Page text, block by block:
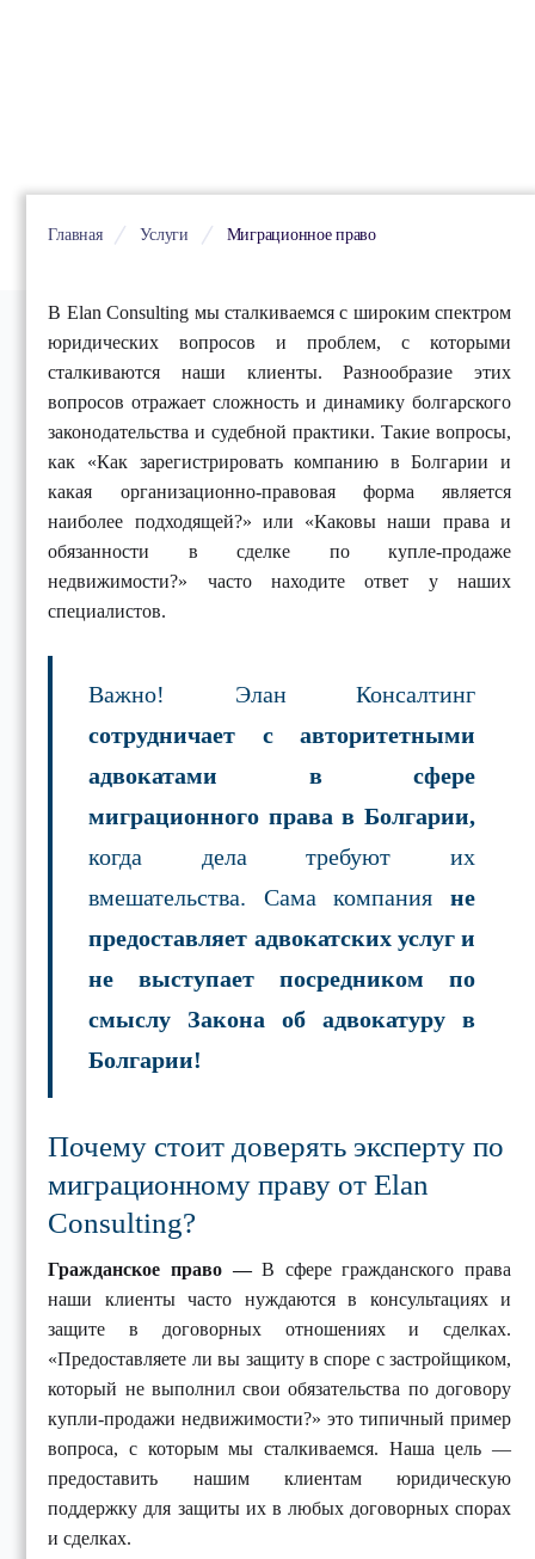
Главная Услуги Миграционное право
В Elan Consulting мы сталкиваемся с широким спектром
юридических вопросов и проблем, с которыми
сталкиваются наши клиенты. Разнообразие этих
вопросов отражает сложность и динамику болгарского
законодательства и судебной практики. Такие вопросы,
как «Как зарегистрировать компанию в Болгарии и
какая организационно-правовая форма является
наиболее подходящей?» или «Каковы наши права и
обязанности в сделке по купле-продаже
недвижимости?» часто находите ответ у наших
специалистов.
Важно! Элан Консалтинг
сотрудничает с авторитетными
адвокатами в сфере
миграционного права в Болгарии,
когда дела требуют их
вмешательства. Сама компания не
предоставляет адвокатских услуг и
не выступает посредником по
смыслу Закона об адвокатуру в
Болгарии!
Почему стоит доверять эксперту по
миграционному праву от Elan
Consulting?
Гражданское право —В сфере гражданского права
наши клиенты часто нуждаются в консультациях и
защите в договорных отношениях и сделках.
«Предоставляете ли вы защиту в споре с застройщиком,
который не выполнил свои обязательства по договору
купли-продажи недвижимости?» это типичный пример
вопроса, с которым мы сталкиваемся. Наша цель —
предоставить нашим клиентам юридическую
поддержку для защиты их в любых договорных спорах
и сделках.